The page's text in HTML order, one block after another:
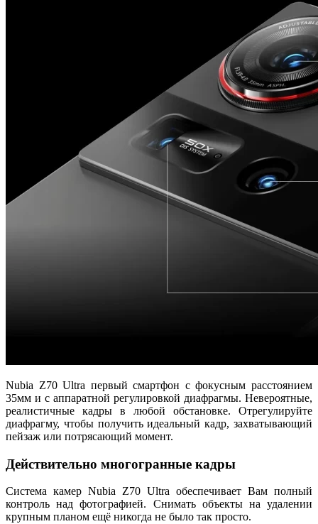
Nubia Z70 Ultra первый смартфон с фокусным расстоянием
35мм и с аппаратной регулировкой диафрагмы. Невероятные,
реалистичные кадры в любой обстановке. Отрегулируйте
диафрагму, чтобы получить идеальный кадр, захватывающий
пейзаж или потрясающий момент.
Действительно многогранные кадры
Система камер Nubia Z70 Ultra обеспечивает Вам полный
контроль над фотографией. Снимать объекты на удалении
крупным планом ещё никогда не было так просто.